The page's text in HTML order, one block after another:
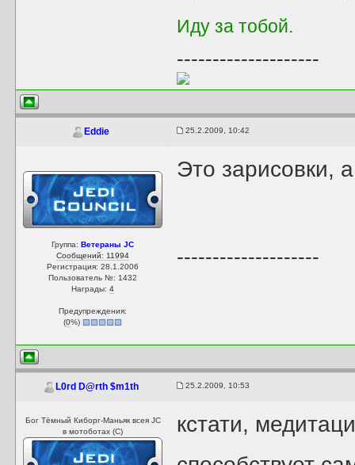
Иду за тобой.
--------------------
Eddie 25.2.2009, 10:42
Группа:Ветераны JC
Сообщений: 11994
Регистрация: 28.1.2006
Пользователь №: 1432
Награды:4
Предупреждения:
(0%)
Это зарисовки,
--------------------
L0rd D@rth $m1th 25.2.2009, 10:53
Бог Тёмный Киборг-Маньяк всея JC
в мотоботах (С)
кстати,